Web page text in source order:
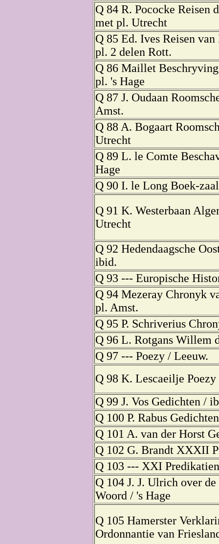
Q 84 R. Pococke Reisen
met pl. Utrecht
Q 85 Ed. Ives Reisen
pl. 2 delen Rott.
Q 86 Maillet
pl. 's Hage
Q 87 J. Oudaan
Amst.
Q 88 A. Bogaart
Utrecht
Q 89 L. le Comte
Hage
Q 90 I. le Long Boek-
Q 91 K. Westerbaan
Utrecht
Q 92 Hedendaagsche
ibid.
Q 93 --- Europische
Q 94 Mezeray Chronyk
pl. Amst.
Q 95 P. Schriverius
Q 96 L. Rotgans Willem
Q 97 --- Poezy / Leeuw.
Q 98 K. Lescaeilje
Q 99 J. Vos Gedichten /
Q 100 P. Rabus
Q 101 A. van der Horst
Q 102 G. Brandt XXXII
Q 103 --- XXI
Q 104 J. J. Ulrich over
Woord / 's Hage
Q 105 Hamerster
Ordonnantie van